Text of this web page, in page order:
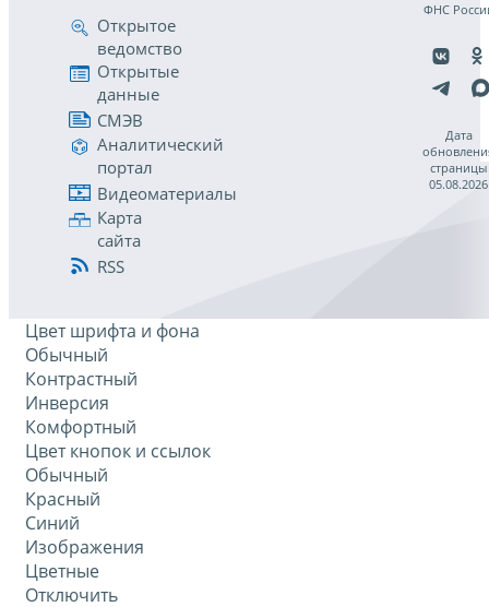
Открытое
ведомство
Открытые
данные
СМЭВ
Аналитический
портал
Видеоматериалы
Карта
сайта
RSS
ФНС
Дата
страницы
05.08.2026
Цвет шрифта и фона
Обычный
Контрастный
Инверсия
Комфортный
Цвет кнопок и ссылок
Обычный
Красный
Синий
Изображения
Цветные
Отключить